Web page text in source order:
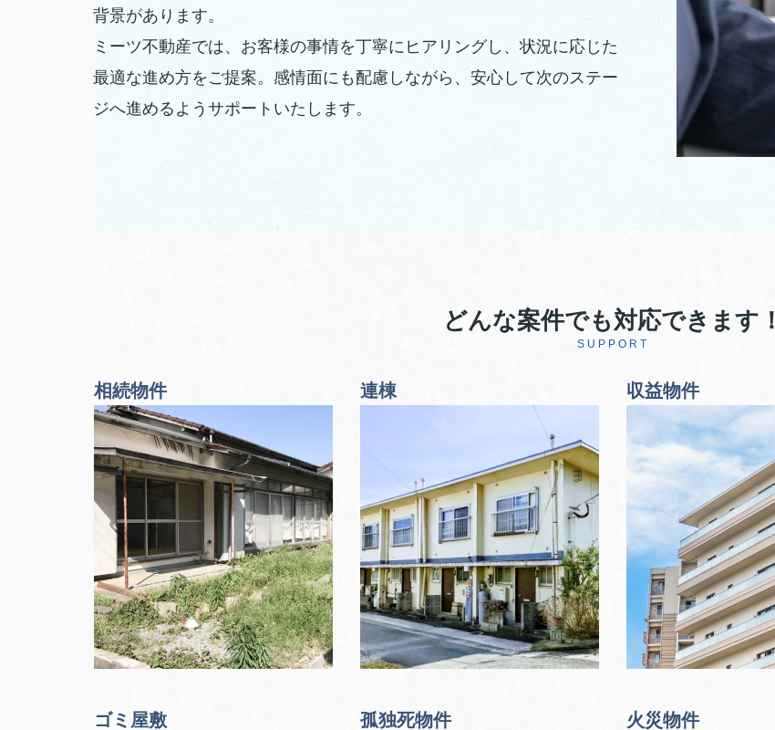
背景があります。
ミーツ不動産では、お客様の事情を丁寧にヒアリングし、状況に応じた
最適な進め方をご提案。感情面にも配慮しながら、安心して次のステー
ジへ進めるようサポートいたします。
どんな案件でも対応できます！
SUPPORT
相続物件 連棟 収益物件
ゴミ屋敷 孤独死物件 火災物件